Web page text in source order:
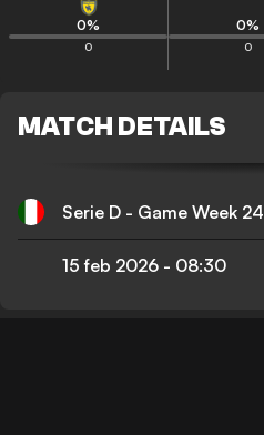
0%
0
0%
0
MATCH DETAILS
Serie D - Game Week 24
15 feb 2026 - 08:30